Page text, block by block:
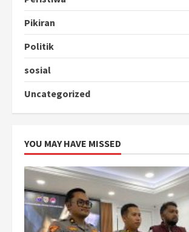
Pikiran
Politik
sosial
Uncategorized
YOU MAY HAVE MISSED